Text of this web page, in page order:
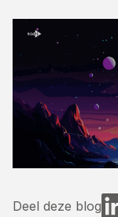
Deel deze blog